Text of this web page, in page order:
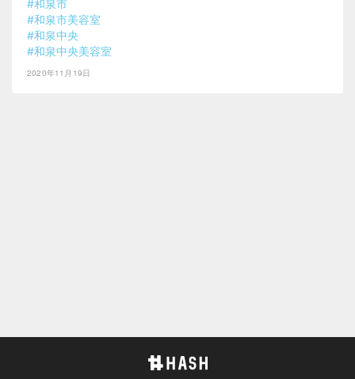
#和泉市
#和泉市美容室
#和泉中央
#和泉中央美容室
2020年11月19日